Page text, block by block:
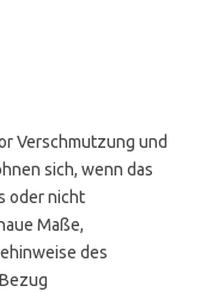
Verschmutzung und
sich, wenn das
oder nicht
Maße,
des